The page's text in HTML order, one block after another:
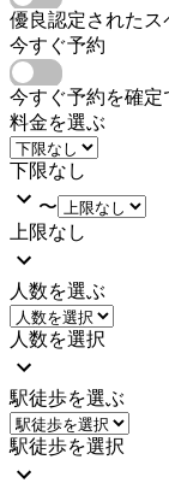
優良認定された
今すぐ予約
今すぐ予約を確
料金を選ぶ
下限なし
〜
上限なし
人数を選ぶ
人数を選択
駅徒歩を選ぶ
駅徒歩を選択